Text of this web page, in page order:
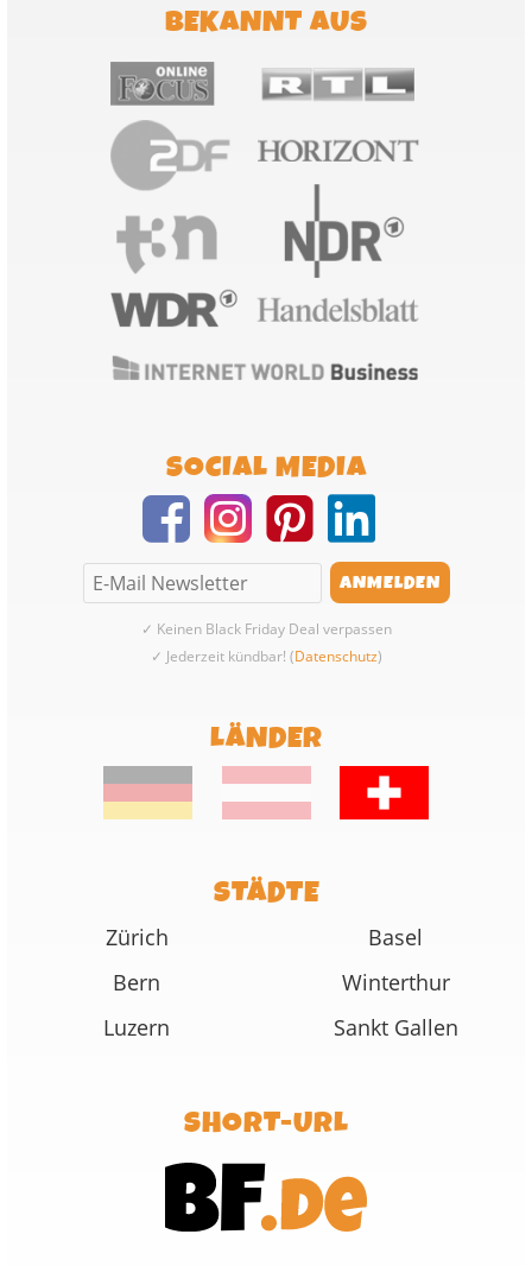
BEKANNT AUS
SOCIAL MEDIA
✓ Keinen Black Friday Deal verpassen
✓ Jederzeit kündbar! (Datenschutz)
LÄNDER
STÄDTE
Zürich
Basel
Bern
Winterthur
Luzern
Sankt Gallen
SHORT-URL